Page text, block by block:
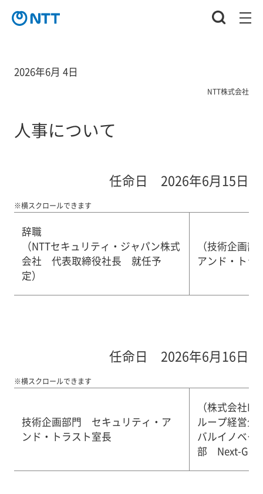
2026年6月 4日
NTT株式会社
人事について
任命日 2026年6月15日
※横スクロールできます
辞職
（NTTセキュリティ・ジャパン株式
会社 代表取締役社長 就任予
定）
（技術企画
アンド・トラ
任命日 2026年6月16日
※横スクロールできます
技術企画部門 セキュリティ・ア
ンド・トラスト室長
（株式会社
ループ経営
バルイノベ
部 Next-Gen